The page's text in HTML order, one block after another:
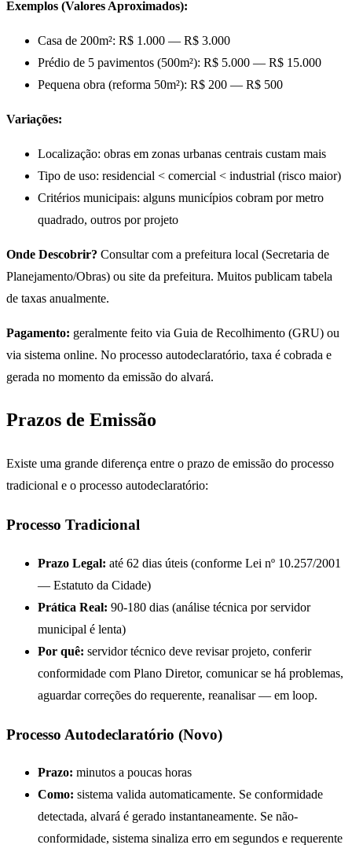
Exemplos (Valores Aproximados):
Casa de 200m²: R$ 1.000 — R$ 3.000
Prédio de 5 pavimentos (500m²): R$ 5.000 — R$ 15.000
Pequena obra (reforma 50m²): R$ 200 — R$ 500
Variações:
Localização: obras em zonas urbanas centrais custam mais
Tipo de uso: residencial < comercial < industrial (risco maior)
Critérios municipais: alguns municípios cobram por metro
quadrado, outros por projeto
Onde Descobrir? Consultar com a prefeitura local (Secretaria de
Planejamento/Obras) ou site da prefeitura. Muitos publicam tabela
de taxas anualmente.
Pagamento: geralmente feito via Guia de Recolhimento (GRU) ou
via sistema online. No processo autodeclaratório, taxa é cobrada e
gerada no momento da emissão do alvará.
Prazos de Emissão
Existe uma grande diferença entre o prazo de emissão do processo
tradicional e o processo autodeclaratório:
Processo Tradicional
Prazo Legal: até 62 dias úteis (conforme Lei nº 10.257/2001
— Estatuto da Cidade)
Prática Real: 90-180 dias (análise técnica por servidor
municipal é lenta)
Por quê: servidor técnico deve revisar projeto, conferir
conformidade com Plano Diretor, comunicar se há problemas,
aguardar correções do requerente, reanalisar — em loop.
Processo Autodeclaratório (Novo)
Prazo: minutos a poucas horas
Como: sistema valida automaticamente. Se conformidade
detectada, alvará é gerado instantaneamente. Se não-
conformidade, sistema sinaliza erro em segundos e requerente